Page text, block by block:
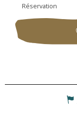
Réservation